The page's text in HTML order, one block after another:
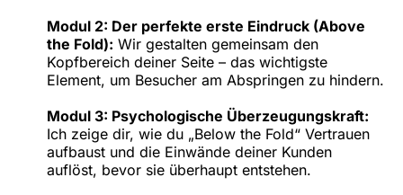
Modul 2: Der perfekte erste Eindruck (Above
the Fold): Wir gestalten gemeinsam den
Kopfbereich deiner Seite – das wichtigste
Element, um Besucher am Abspringen zu hindern.
Modul 3: Psychologische Überzeugungskraft:
Ich zeige dir, wie du „Below the Fold“ Vertrauen
aufbaust und die Einwände deiner Kunden
auflöst, bevor sie überhaupt entstehen.